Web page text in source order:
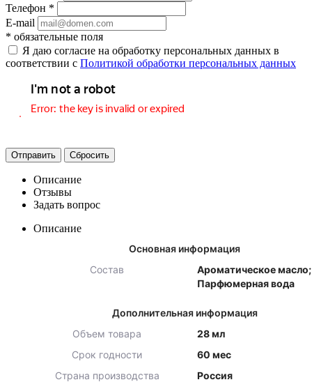
Телефон *
E-mail
* обязательные поля
Я даю согласие на обработку персональных данных в
соответствии с Политикой обработки персональных данных
Отправить Сбросить
Описание
Отзывы
Задать вопрос
Описание
Основная информация
Состав
Ароматическое масло;
Парфюмерная вода
Дополнительная информация
Объем товара
28 мл
Срок годности
60 мес
Страна производства
Россия